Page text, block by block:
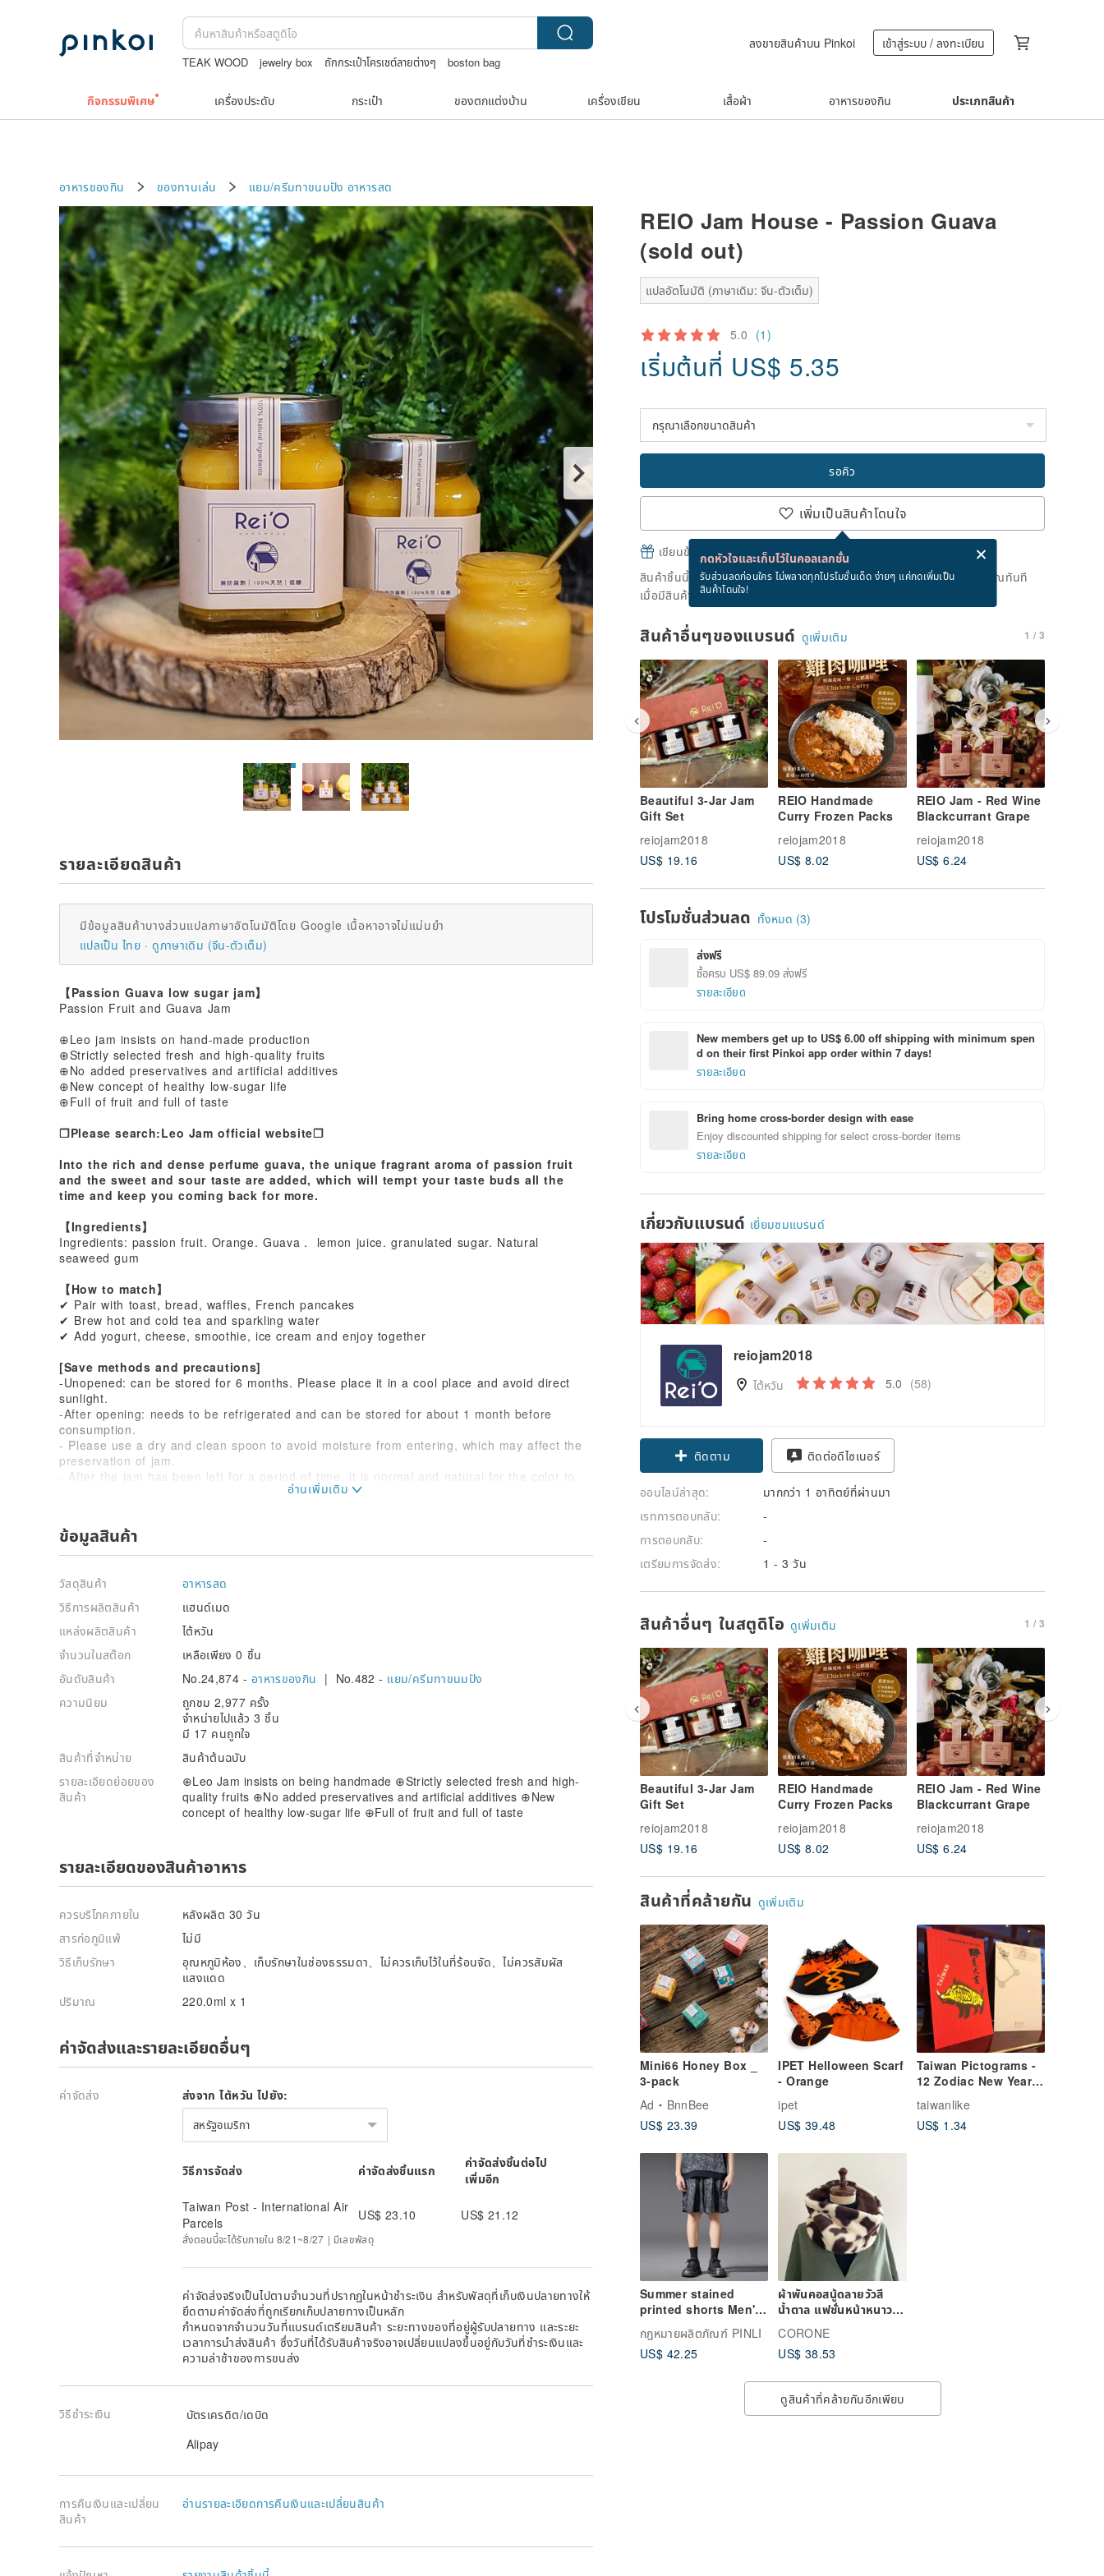
TEAK WOOD jewelry box ถักกระเป๋าโครเชต์ลายต่างๆ
boston bag
ลงขายสินค้าบน Pinkoi เข้าสู่ระบบ / ลงทะเบียน
กิจกรรมพิเศษ เครื่องประดับ กระเป๋า ของตกแต่งบ้าน เครื่องเขียน เสื้อผ้า อาหารของกิน ประเภทสินค้า
อาหารของกิน ของทานเล่น แยม/ครีมทาขนมปัง อาหารสด
REIO Jam House - Passion Guava
(sold out)
แปลอัตโนมัติ (ภาษาเดิม: จีน-ตัวเต็ม)
5.0 (1)
เริ่มต้นที่ US$ 5.35
รอคิว
เพิ่มเป็นสินค้าโดนใจ
กดหัวใจและเก็บไว้ในคอลเลกชั่น
รับส่วนลดก่อนใคร ไม่พลาดทุกโปรโมชั่นเด็ด ง่ายๆ แค่กดเพิ่มเป็น
สินค้าโดนใจ!
เขียนข้อความและส่ง eCard ฟรีเมื่อซื้อสินค้า!
สินค้าชิ้นนี้ขายหมดแล้ว แต่คุณสามารถกดปุ่ม "รอคิว" และเราจะแจ้งเตือนคุณทันที
เมื่อมีสินค้าพร้อมขาย
สินค้าอื่นๆของแบรนด์ ดูเพิ่มเติม 1 / 3
Beautiful 3-Jar Jam
Gift Set
reiojam2018
US$ 19.16
REIO Handmade
Curry Frozen Packs
reiojam2018
US$ 8.02
REIO Jam - Red Wine
Blackcurrant Grape
reiojam2018
US$ 6.24
โปรโมชั่นส่วนลด ทั้งหมด (3)
ส่งฟรี
ซื้อครบ US$ 89.09 ส่งฟรี
รายละเอียด
New members get up to US$ 6.00 off shipping with minimum spen
d on their first Pinkoi app order within 7 days!
รายละเอียด
Bring home cross-border design with ease
Enjoy discounted shipping for select cross-border items
รายละเอียด
เกี่ยวกับแบรนด์ เยี่ยมชมแบรนด์
reiojam2018
ไต้หวัน 5.0 (58)
ติดตาม ติดต่อดีไซเนอร์
ออนไลน์ล่าสุด:
มากกว่า 1 อาทิตย์ที่ผ่านมา
เรทการตอบกลับ:
-
การตอบกลับ:
-
เตรียมการจัดส่ง:
1 - 3 วัน
สินค้าอื่นๆ ในสตูดิโอ ดูเพิ่มเติม 1 / 3
Beautiful 3-Jar Jam
Gift Set
reiojam2018
US$ 19.16
REIO Handmade
Curry Frozen Packs
reiojam2018
US$ 8.02
REIO Jam - Red Wine
Blackcurrant Grape
reiojam2018
US$ 6.24
สินค้าที่คล้ายกัน ดูเพิ่มเติม
Mini66 Honey Box _
3-pack
Ad
BnnBee
US$ 23.39
IPET Helloween Scarf
- Orange
ipet
US$ 39.48
Taiwan Pictograms -
12 Zodiac New Year
Cards: Rooster, Dog,
Pig
taiwanlike
US$ 1.34
Summer stained
printed shorts Men's
casual straight five
pack
กฎหมายผลิตภัณฑ์ PINLI
US$ 42.25
ผ้าพันคอสนู้ดลายวัวสี
น้ำตาล แฟชั่นหน้าหนาว
ลายสัตว์ ขนเทียม
CORONE
US$ 38.53
ดูสินค้าที่คล้ายกันอีกเพียบ
รายละเอียดสินค้า
มีข้อมูลสินค้าบางส่วนแปลภาษาอัตโนมัติโดย Google เนื้อหาอาจไม่แม่นยำ
แปลเป็น ไทย
ดูภาษาเดิม (จีน-ตัวเต็ม)
【Passion Guava low sugar jam】
Passion Fruit and Guava Jam
⊕Leo jam insists on hand-made production
⊕Strictly selected fresh and high-quality fruits
⊕No added preservatives and artificial additives
⊕New concept of healthy low-sugar life
⊕Full of fruit and full of taste
❐Please search:Leo Jam official website❐
Into the rich and dense perfume guava, the unique fragrant aroma of passion fruit
and the sweet and sour taste are added, which will tempt your taste buds all the
time and keep you coming back for more.
【Ingredients】
Ingredients: passion fruit. Orange. Guava． lemon juice. granulated sugar. Natural
seaweed gum
【How to match】
✔ Pair with toast, bread, waffles, French pancakes
✔ Brew hot and cold tea and sparkling water
✔ Add yogurt, cheese, smoothie, ice cream and enjoy together
[Save methods and precautions]
-Unopened: can be stored for 6 months. Please place it in a cool place and avoid direct
sunlight.
-After opening: needs to be refrigerated and can be stored for about 1 month before
consumption.
- Please use a dry and clean spoon to avoid moisture from entering, which may affect the
preservation of jam.
- After the jam has been left for a period of time, it is normal and natural for the color to
become lighter, which is also the best proof that no coloring matter is added!
MADE IN TAIWAN/MADE IN TAIWAN
Address: No. 497, Huan District West Road, Dayuan District, Taoyuan City
Business hours: 11:30 am ~ 7 pm (closed on Sundays and Mondays)
【Package】
When the jam is sent, we will try our best to be environmentally friendly and not over-
package, and the bare cans will be protected against collisions. If you need paper bags,
please tell us directly in the remarks after placing the order!
【Award Declaration】
ข้อมูลสินค้า
วัสดุสินค้า
อาหารสด
วิธีการผลิตสินค้า
แฮนด์เมด
แหล่งผลิตสินค้า
ไต้หวัน
จำนวนในสต๊อก
เหลือเพียง 0 ชิ้น
อันดับสินค้า
No.24,874 - อาหารของกิน | No.482 - แยม/ครีมทาขนมปัง
ความนิยม
ถูกชม 2,977 ครั้ง
จำหน่ายไปแล้ว 3 ชิ้น
มี 17 คนถูกใจ
สินค้าที่จำหน่าย
สินค้าต้นฉบับ
รายละเอียดย่อยของ
สินค้า
⊕Leo Jam insists on being handmade ⊕Strictly selected fresh and high-
quality fruits ⊕No added preservatives and artificial additives ⊕New
concept of healthy low-sugar life ⊕Full of fruit and full of taste
รายละเอียดของสินค้าอาหาร
ควรบริโภคภายใน
หลังผลิต 30 วัน
สารก่อภูมิแพ้
ไม่มี
วิธีเก็บรักษา
อุณหภูมิห้อง、เก็บรักษาในช่องธรรมดา、ไม่ควรเก็บไว้ในที่ร้อนจัด、ไม่ควรสัมผัส
แสงแดด
ปริมาณ
220.0ml x 1
ค่าจัดส่งและรายละเอียดอื่นๆ
ค่าจัดส่ง ส่งจาก ไต้หวัน ไปยัง:
สหรัฐอเมริกา
วิธีการจัดส่ง ค่าจัดส่งชิ้นแรก
ค่าจัดส่งชิ้นต่อไป
เพิ่มอีก
Taiwan Post - International Air
Parcels
US$ 23.10 US$ 21.12
สั่งตอนนี้จะได้รับภายใน 8/21~8/27 | มีเลขพัสดุ
ค่าจัดส่งจริงเป็นไปตามจำนวนที่ปรากฏในหน้าชำระเงิน สำหรับพัสดุที่เก็บเงินปลายทางให้
ยึดตามค่าจัดส่งที่ถูกเรียกเก็บปลายทางเป็นหลัก
กำหนดจากจำนวนวันที่แบรนด์เตรียมสินค้า ระยะทางของที่อยู่ผู้รับปลายทาง และระยะ
เวลาการนำส่งสินค้า ซึ่งวันที่ได้รับสินค้าจริงอาจเปลี่ยนแปลงขึ้นอยู่กับวันที่ชำระเงินและ
ความล่าช้าของการขนส่ง
วิธีชำระเงิน
บัตรเครดิต/เดบิด
Alipay
การคืนเงินและเปลี่ยน
สินค้า
อ่านรายละเอียดการคืนเงินและเปลี่ยนสินค้า